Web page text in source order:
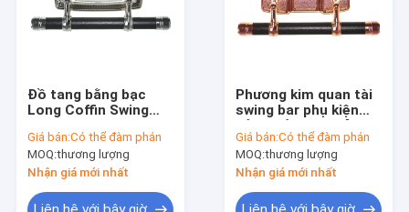
Đồ tang bằng bạc
Long Coffin Swing
Material Simple
Design SW-D
Giá bán:Có thể đàm phán
MOQ:thương lượng
Nhận giá mới nhất
Phương kim quan tài
swing bar phụ kiện
thân thiện với môi
trường SW-E
Giá bán:Có thể đàm phán
MOQ:thương lượng
Nhận giá mới nhất